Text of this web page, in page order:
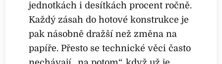
jednotkách i desítkách procent ročně.
Každý zásah do hotové konstrukce je
pak násobně dražší než změna na
papíře. Přesto se technické věci často